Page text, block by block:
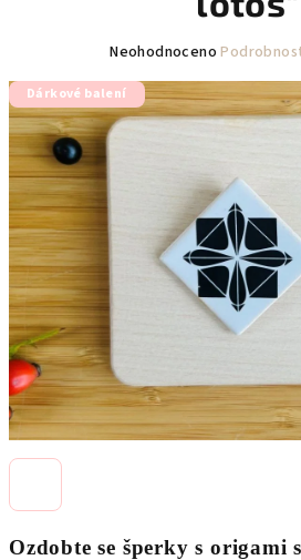
Ozdobte se šperky s origami
Průměrné
produktu
je
0,0
hvězdiček.
Neohodnoceno
Dárkové balení